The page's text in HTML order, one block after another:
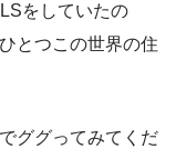
をしていたの
とつこの世界の住
ググってみてくだ